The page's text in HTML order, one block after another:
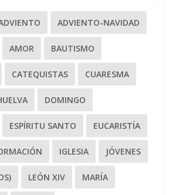
ADVIENTO-NAVIDAD
AMOR BAUTISMO
CATEQUISTAS CUARESMA
DOMINGO
ESPÍRITU SANTO EUCARISTÍA
IGLESIA JÓVENES
LEÓN XIV MARÍA